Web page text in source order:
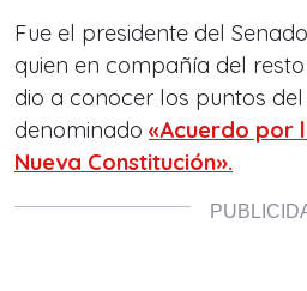
Fue el presidente del
quien en compañía del
dio a conocer los puntos
denominado «Acuerdo por
Nueva Constitución».